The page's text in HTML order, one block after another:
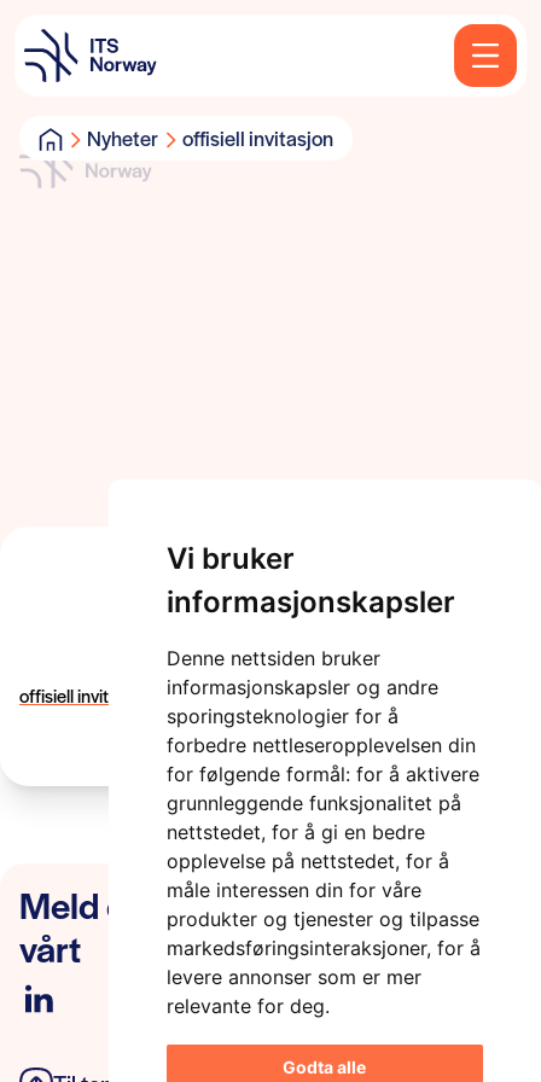
Vi bruker
informasjonskapsler
Denne nettsiden bruker
informasjonskapsler og andre
sporingsteknologier for å
forbedre nettleseropplevelsen din
for følgende formål: for å aktivere
grunnleggende funksjonalitet på
nettstedet, for å gi en bedre
opplevelse på nettstedet, for å
måle interessen din for våre
produkter og tjenester og tilpasse
markedsføringsinteraksjoner, for å
levere annonser som er mer
relevante for deg.
Godta alle
Nyheter offisiell invitasjon
offisiell invitasjon
2 minutter
offisiell invitasjon
Meld deg på nyhetsbrevet
vårt